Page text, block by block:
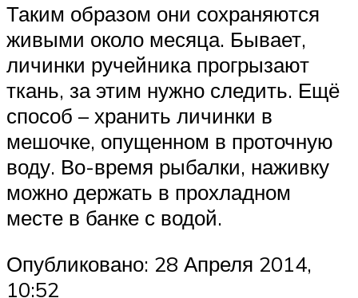
Таким образом они сохраняются
живыми около месяца. Бывает,
личинки ручейника прогрызают
ткань, за этим нужно следить. Ещё
способ – хранить личинки в
мешочке, опущенном в проточную
воду. Во-время рыбалки, наживку
можно держать в прохладном
месте в банке с водой.
Опубликовано: 28 Апреля 2014,
10:52